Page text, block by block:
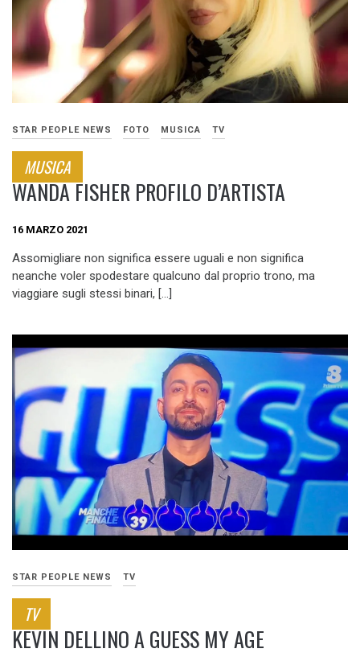
STAR PEOPLE NEWS FOTO MUSICA TV
MUSICA
WANDA FISHER PROFILO D’ARTISTA
16 MARZO 2021
Assomigliare non significa essere uguali e non significa
neanche voler spodestare qualcuno dal proprio trono, ma
viaggiare sugli stessi binari, […]
STAR PEOPLE NEWS TV
TV
KEVIN DELLINO A GUESS MY AGE